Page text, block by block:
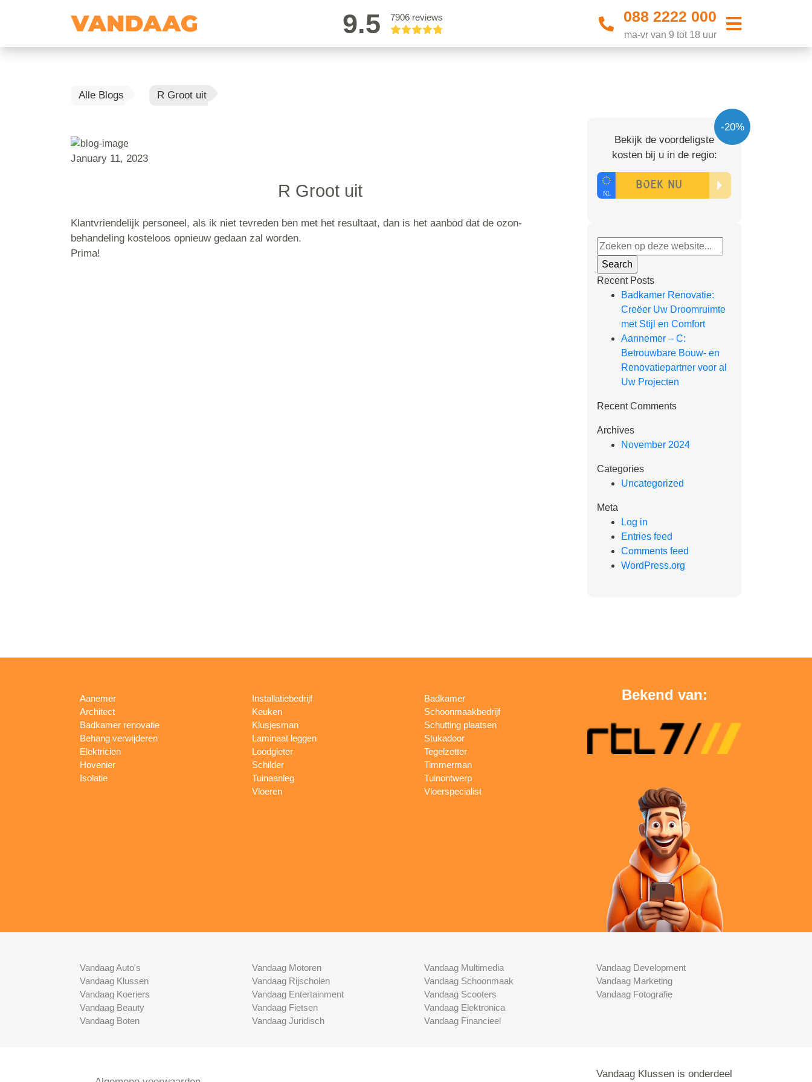
9.5 7906 reviews 088 2222 000
ma-vr van 9 tot 18 uur
Alle Blogs R Groot uit
January 11, 2023
R Groot uit
Klantvriendelijk personeel, als ik niet tevreden ben met het resultaat, dan is het aanbod dat de ozon-
behandeling kosteloos opnieuw gedaan zal worden.
Prima!
-20%
Bekijk de voordeligste
kosten bij u in de regio:
Recent Posts
Badkamer Renovatie:
Creëer Uw Droomruimte
met Stijl en Comfort
Aannemer – C:
Betrouwbare Bouw- en
Renovatiepartner voor al
Uw Projecten
Recent Comments
Archives
November 2024
Categories
Uncategorized
Meta
Log in
Entries feed
Comments feed
WordPress.org
Aanemer
Architect
Badkamer renovatie
Behang verwijderen
Elektricien
Hovenier
Isolatie
Installatiebedrijf
Keuken
Klusjesman
Laminaat leggen
Loodgieter
Schilder
Tuinaanleg
Vloeren
Badkamer
Schoonmaakbedrijf
Schutting plaatsen
Stukadoor
Tegelzetter
Timmerman
Tuinontwerp
Vloerspecialist
Bekend van:
Vandaag Auto's
Vandaag Klussen
Vandaag Koeriers
Vandaag Beauty
Vandaag Boten
Vandaag Motoren
Vandaag Rijscholen
Vandaag Entertainment
Vandaag Fietsen
Vandaag Juridisch
Vandaag Multimedia
Vandaag Schoonmaak
Vandaag Scooters
Vandaag Elektronica
Vandaag Financieel
Vandaag Development
Vandaag Marketing
Vandaag Fotografie
Vandaag Klussen is onderdeel